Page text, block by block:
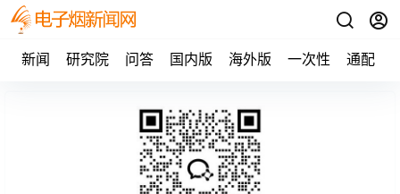
新闻 研究院 问答 国内版 海外版 一次性 通配